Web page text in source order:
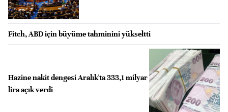
Fitch, ABD için büyüme tahminini yükseltti
Hazine nakit dengesi Aralık'ta 333,1 milyar
lira açık verdi